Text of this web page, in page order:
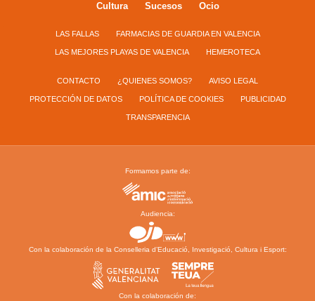
Cultura
Sucesos Ocio
LAS FALLAS FARMACIAS DE GUARDIA EN VALENCIA
LAS MEJORES PLAYAS DE VALENCIA HEMEROTECA
CONTACTO ¿QUIENES SOMOS? AVISO LEGAL
PROTECCIÓN DE DATOS POLÍTICA DE COOKIES PUBLICIDAD
TRANSPARENCIA
Formamos parte de:
Audiencia:
Con la colaboración de la Conselleria d’Educació, Investigació, Cultura i Esport:
Con la colaboración de: